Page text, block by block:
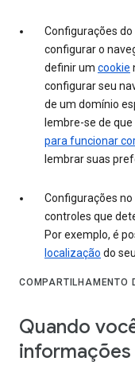
Configurações
configurar o
definir um cookie
configurar seu
de um domínio
lembre-se de
para funcionar
lembrar suas
Configurações
controles que
Por exemplo, é
localização do
COMPARTILHAMENTO
Quando
informações